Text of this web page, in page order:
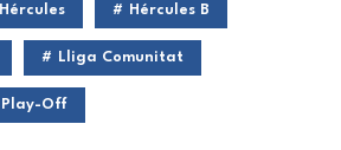
Hércules Hércules B
Lliga Comunitat
Play-Off